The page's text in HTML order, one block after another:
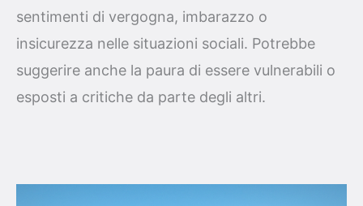
sentimenti di vergogna, imbarazzo o
insicurezza nelle situazioni sociali. Potrebbe
suggerire anche la paura di essere vulnerabili o
esposti a critiche da parte degli altri.